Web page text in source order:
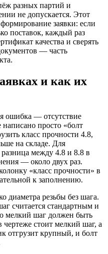
разных партий и
не допускается. Этот
заявки: если
поставок, каждый раз
качества и сверять
— часть
и как их
ошибка — отсутствие
написано просто «болт
класс прочности 4.8,
на складе. Для
между 4.8 и 8.8 в
— около двух раз.
«класс прочности» в
к заполнению.
диаметра резьбы без шага.
считается стандартным и
мелкий шаг должен быть
стоит мелкий шаг, а
отгрузит крупный, и болт